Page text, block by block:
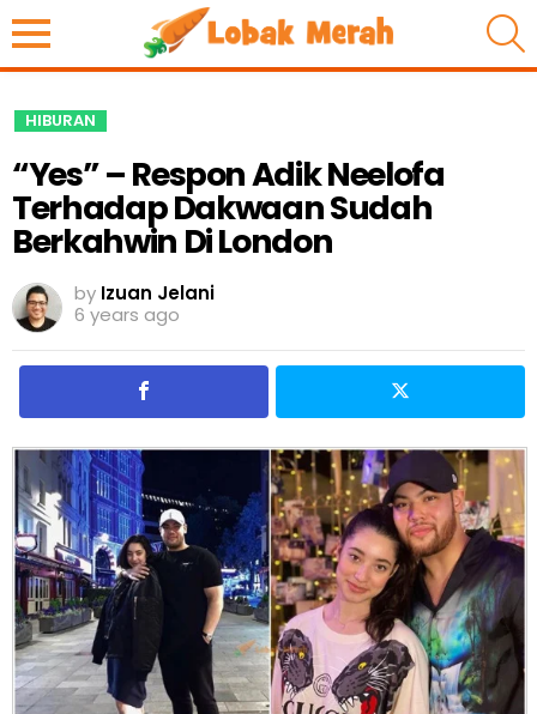
HIBURAN
“Yes” – Respon Adik Neelofa
Terhadap Dakwaan Sudah
Berkahwin Di London
by Izuan Jelani
6 years ago